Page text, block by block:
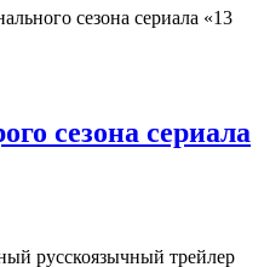
сезона сериала «13
сезона сериала
русскоязычный трейлер